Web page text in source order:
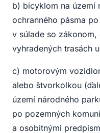
b) bicyklom na území
ochranného pásma
v súlade so
vyhradených trasách
c) motorovým
alebo štvorkolkou
území národného
po pozemných
a osobitnými